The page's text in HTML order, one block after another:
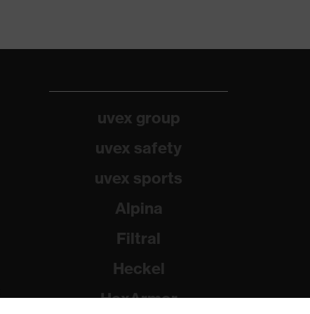
uvex group
uvex safety
uvex sports
Alpina
Filtral
Heckel
HexArmor